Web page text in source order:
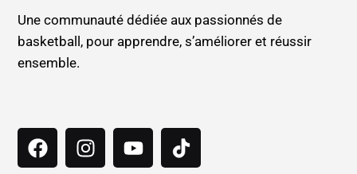
Une communauté dédiée aux passionnés de
basketball, pour apprendre, s’améliorer et réussir
ensemble.